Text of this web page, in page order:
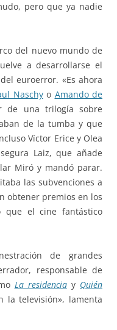
pero que ya nadie
del nuevo mundo de
a desarrollarse el
euroerror. «Es ahora
Naschyo Amando de
de una trilogía sobre
de la tumba y que
Víctor Erice y Olea
Laiz, que añade
Miró y mandó parar.
las subvenciones a
obtener premios en los
que el cine fantástico
de grandes
responsable de
La residencia y Quién
la televisión», lamenta